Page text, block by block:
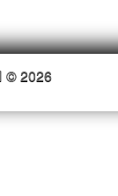
© 2026